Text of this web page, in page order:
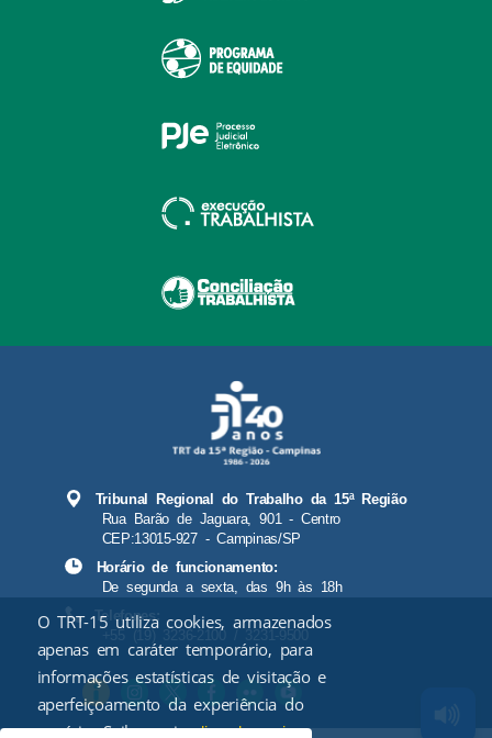
Tribunal Regional do Trabalho da 15ª Região
Rua Barão de Jaguara, 901 - Centro
CEP:13015-927 - Campinas/SP
Horário de funcionamento:
De segunda a sexta, das 9h às 18h
Telefones:
+55 (19) 3236-2100 / 3231-9500
O TRT-15 utiliza cookies, armazenados
apenas em caráter temporário, para
informações estatísticas de visitação e
aperfeiçoamento da experiência do
usuário. Saiba maisclicando aqui.